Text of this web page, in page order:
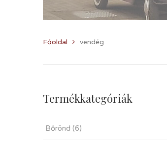
Főoldal vendég
Termékkategóriák
Bőrönd (6)